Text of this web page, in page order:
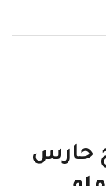
حارس